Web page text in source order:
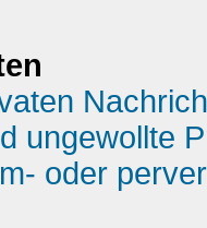
ungewollte
oder